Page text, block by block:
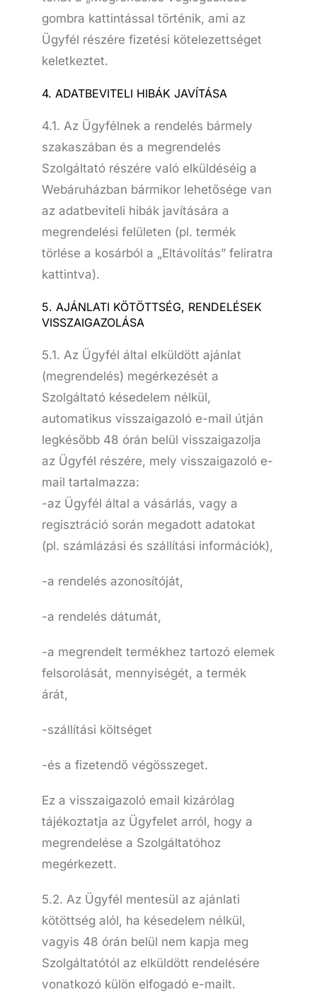
gombra kattintással történik, ami az
Ügyfél részére fizetési kötelezettséget
keletkeztet.
4. ADATBEVITELI HIBÁK JAVÍTÁSA
4.1. Az Ügyfélnek a rendelés bármely
szakaszában és a megrendelés
Szolgáltató részére való elküldéséig a
Webáruházban bármikor lehetősége van
az adatbeviteli hibák javítására a
megrendelési felületen (pl. termék
törlése a kosárból a „Eltávolítás” feliratra
kattintva).
5. AJÁNLATI KÖTÖTTSÉG, RENDELÉSEK
VISSZAIGAZOLÁSA
5.1. Az Ügyfél által elküldött ajánlat
(megrendelés) megérkezését a
Szolgáltató késedelem nélkül,
automatikus visszaigazoló e-mail útján
legkésőbb 48 órán belül visszaigazolja
az Ügyfél részére, mely visszaigazoló e-
mail tartalmazza:
-az Ügyfél által a vásárlás, vagy a
regisztráció során megadott adatokat
(pl. számlázási és szállítási információk),
-a rendelés azonosítóját,
-a rendelés dátumát,
-a megrendelt termékhez tartozó elemek
felsorolását, mennyiségét, a termék
árát,
-szállítási költséget
-és a fizetendő végösszeget.
Ez a visszaigazoló email kizárólag
tájékoztatja az Ügyfelet arról, hogy a
megrendelése a Szolgáltatóhoz
megérkezett.
5.2. Az Ügyfél mentesül az ajánlati
kötöttség alól, ha késedelem nélkül,
vagyis 48 órán belül nem kapja meg
Szolgáltatótól az elküldött rendelésére
vonatkozó külön elfogadó e-mailt.